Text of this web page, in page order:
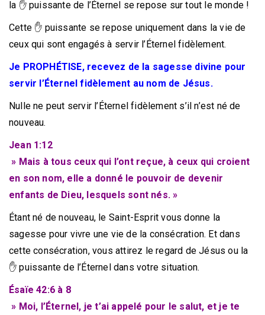
la ✋ puissante de l’Éternel se repose sur tout le monde !
Cette ✋ puissante se repose uniquement dans la vie de
ceux qui sont engagés à servir l’Éternel fidèlement.
Je PROPHÉTISE, recevez de la sagesse divine pour
servir l’Éternel fidèlement au nom de Jésus.
Nulle ne peut servir l’Éternel fidèlement s’il n’est né de
nouveau.
Jean 1:12
» Mais à tous ceux qui l’ont reçue, à ceux qui croient
en son nom, elle a donné le pouvoir de devenir
enfants de Dieu, lesquels sont nés. »
Étant né de nouveau, le Saint-Esprit vous donne la
sagesse pour vivre une vie de la consécration. Et dans
cette consécration, vous attirez le regard de Jésus ou la
✋ puissante de l’Éternel dans votre situation.
Ésaïe 42:6 à 8
» Moi, l’Éternel, je t’ai appelé pour le salut, et je te